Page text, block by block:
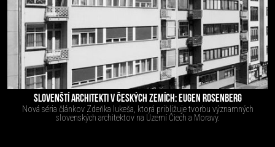
SLOVENŠTÍ ARCHITEKTI V ČESKÝCH ZEMÍCH: EUGEN ROSENBERG
Nová séria článkov Zdeňka lukeša, ktorá približuje tvorbu významných
slovenských architektov na Území Čiech a Moravy.